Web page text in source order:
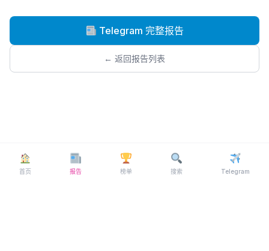
Telegram 完整报告
← 返回报告列表
首页 报告 榜单 搜索 Telegram